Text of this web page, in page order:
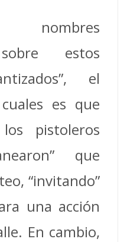
nombres
estos
el
es que
pistoleros
que
“invitando”
una acción
En cambio,